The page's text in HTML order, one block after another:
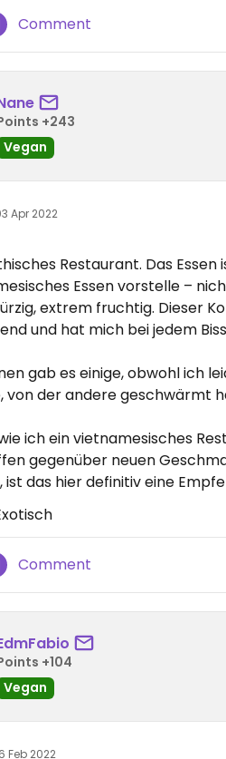
Comment
+243
Vegan
Apr 2022
Restaurant. Das Essen
Essen vorstelle –
extrem fruchtig. Dieser
und hat mich bei jedem
gab es einige, obwohl ich
von der andere geschwärmt
wie ich ein vietnamesisches
gegenüber neuen
ist das hier definitiv eine
Comment
+104
Vegan
Feb 2022